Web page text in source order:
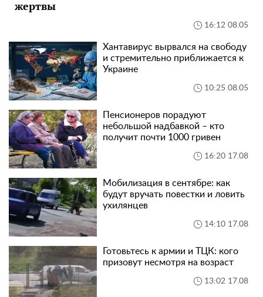
жертвы
16:12 08.05
Хантавирус вырвался на свободу
и стремительно приближается к
Украине
10:25 08.05
Пенсионеров порадуют
небольшой надбавкой – кто
получит почти 1000 гривен
16:20 17.08
Мобилизация в сентябре: как
будут вручать повестки и ловить
ухилянцев
14:10 17.08
Готовьтесь к армии и ТЦК: кого
призовут несмотря на возраст
13:02 17.08